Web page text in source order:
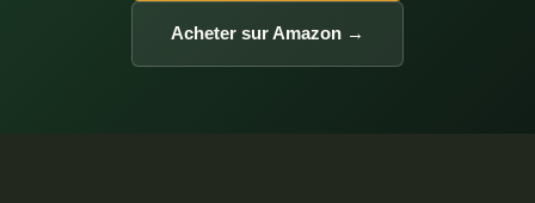
Acheter sur Amazon →